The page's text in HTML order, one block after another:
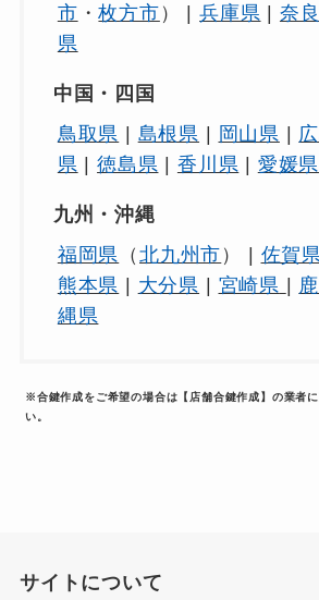
市 ・枚方市 ） |兵庫県 | 奈
県
中国・四国
鳥取県 | 島根県 | 岡山県 |
県 |徳島県 | 香川県 | 愛媛県
九州・沖縄
福岡県
（北九州市 ） | 佐賀県
熊本県 | 大分県 | 宮崎県 |
縄県
※合鍵作成をご希望の場合は【店舗合鍵作成】の業者
い。
サイトについて